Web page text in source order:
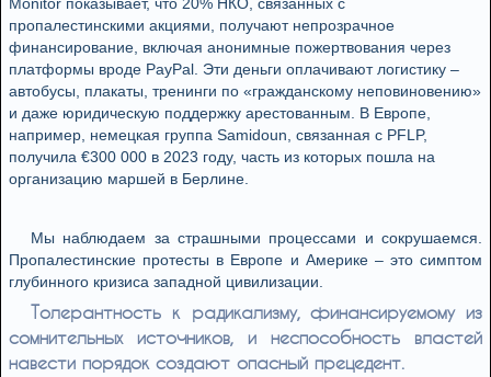
пропалестинскими акциями, получают непрозрачное
финансирование, включая анонимные пожертвования через
платформы вроде PayPal. Эти деньги оплачивают логистику –
автобусы, плакаты, тренинги по «гражданскому неповиновению»
и даже юридическую поддержку арестованным. В Европе,
например, немецкая группа Samidoun, связанная с PFLP,
получила €300 000 в 2023 году, часть из которых пошла на
организацию маршей в Берлине.
Мы наблюдаем за страшными процессами и сокрушаемся.
Пропалестинские протесты в Европе и Америке – это симптом
глубинного кризиса западной цивилизации.
Толерантность к радикализму, финансируемому из
сомнительных источников, и неспособность властей
навести порядок создают опасный прецедент.